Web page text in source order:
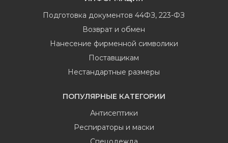
Подготовка документов 44ФЗ, 223-ФЗ
Возврат и обмен
Нанесение фирменной символики
Поставщикам
Нестандартные размеры
ПОПУЛЯРНЫЕ КАТЕГОРИИ
Антисептики
Респираторы и маски